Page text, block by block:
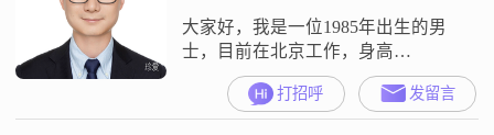
大家好，我是一位1985年出生的男
士，目前在北京工作，身高
176cm##3002##我的月收入在50000
元以上，拥有硕士学历##3002##在
日常生活中，我性格幽默风趣，乐
打招呼 发留言